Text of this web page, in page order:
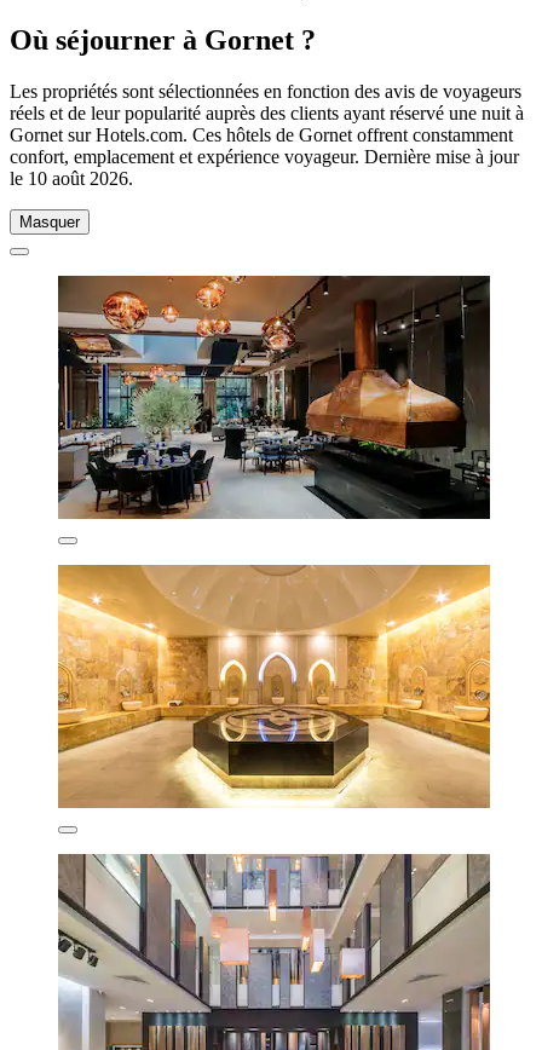
Où séjourner à Gornet ?
Les propriétés sont sélectionnées en fonction des avis de voyageurs
réels et de leur popularité auprès des clients ayant réservé une nuit à
Gornet sur Hotels.com. Ces hôtels de Gornet offrent constamment
confort, emplacement et expérience voyageur. Dernière mise à jour
le 10 août 2026.
Masquer